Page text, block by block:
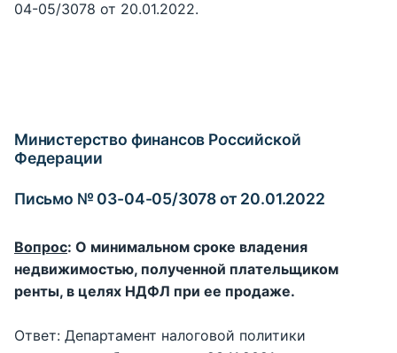
04-05/3078 от 20.01.2022.
Министерство финансов Российской
Федерации
Письмо № 03-04-05/3078 от 20.01.2022
Вопрос: О минимальном сроке владения
недвижимостью, полученной плательщиком
ренты, в целях НДФЛ при ее продаже.
Ответ: Департамент налоговой политики